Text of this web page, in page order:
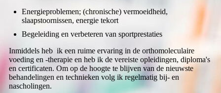
Energieproblemen; (chronische) vermoeidheid,
slaapstoornissen, energie tekort
Begeleiding en verbeteren van sportprestaties
Inmiddels heb ik een ruime ervaring in de orthomoleculaire
voeding en -therapie en heb ik de vereiste opleidingen, diploma's
en certificaten. Om op de hoogte te blijven van de nieuwste
behandelingen en technieken volg ik regelmatig bij- en
nascholingen.